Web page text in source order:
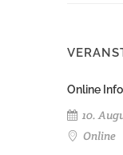
Online
10.
Online